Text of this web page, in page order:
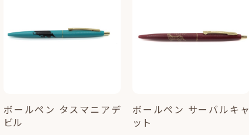
ボールペン タスマニアデ
ビル
ボールペン サーバルキャ
ット